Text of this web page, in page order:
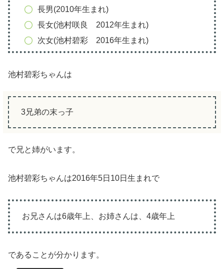
長男(2010年生まれ)
長女(池村咲良 2012年生まれ)
次女(池村碧彩 2016年生まれ)
池村碧彩ちゃんは
3兄弟の末っ子
で兄と姉がいます。
池村碧彩ちゃんは2016年5日10日生まれで
お兄さんは6歳年上、お姉さんは、4歳年上
であることが分かります。